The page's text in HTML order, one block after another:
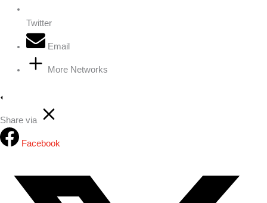
Twitter
Email
More Networks
Share via
Facebook